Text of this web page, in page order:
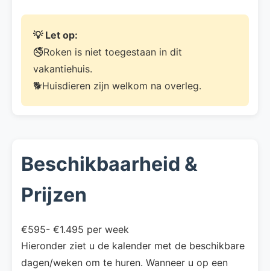
💡 Let op:
🚭Roken is niet toegestaan in dit
vakantiehuis.
🐕Huisdieren zijn welkom na overleg.
Beschikbaarheid &
Prijzen
€595- €1.495 per week
Hieronder ziet u de kalender met de beschikbare
dagen/weken om te huren. Wanneer u op een